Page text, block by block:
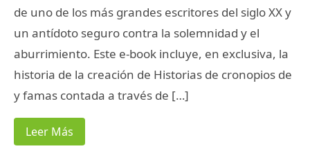
de uno de los más grandes escritores del siglo XX y
un antídoto seguro contra la solemnidad y el
aburrimiento. Este e-book incluye, en exclusiva, la
historia de la creación de Historias de cronopios de
y famas contada a través de […]
Leer Más